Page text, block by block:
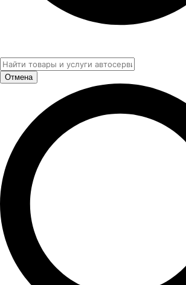
Отмена